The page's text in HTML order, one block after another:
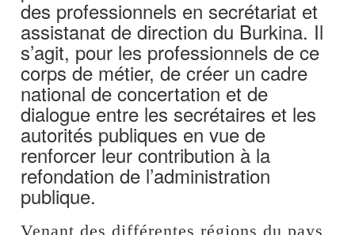
des professionnels en secrétariat et
assistanat de direction du Burkina. Il
s’agit, pour les professionnels de ce
corps de métier, de créer un cadre
national de concertation et de
dialogue entre les secrétaires et les
autorités publiques en vue de
renforcer leur contribution à la
refondation de l’administration
publique.
Venant des différentes régions du pays,